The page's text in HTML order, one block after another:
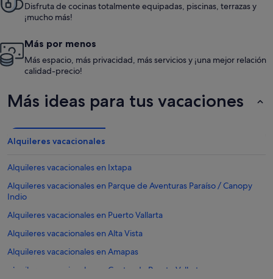
Disfruta de cocinas totalmente equipadas, piscinas, terrazas y
¡mucho más!
Más por menos
Más espacio, más privacidad, más servicios y ¡una mejor relación
calidad-precio!
Más ideas para tus vacaciones
Alquileres vacacionales
Alquileres vacacionales en Ixtapa
Alquileres vacacionales en Parque de Aventuras Paraíso / Canopy
Indio
Alquileres vacacionales en Puerto Vallarta
Alquileres vacacionales en Alta Vista
Alquileres vacacionales en Amapas
Alquileres vacacionales en Centro de Puerto Vallarta